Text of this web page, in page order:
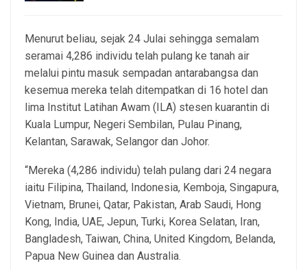
Menurut beliau, sejak 24 Julai sehingga semalam
seramai 4,286 individu telah pulang ke tanah air
melalui pintu masuk sempadan antarabangsa dan
kesemua mereka telah ditempatkan di 16 hotel dan
lima Institut Latihan Awam (ILA) stesen kuarantin di
Kuala Lumpur, Negeri Sembilan, Pulau Pinang,
Kelantan, Sarawak, Selangor dan Johor.
“Mereka (4,286 individu) telah pulang dari 24 negara
iaitu Filipina, Thailand, Indonesia, Kemboja, Singapura,
Vietnam, Brunei, Qatar, Pakistan, Arab Saudi, Hong
Kong, India, UAE, Jepun, Turki, Korea Selatan, Iran,
Bangladesh, Taiwan, China, United Kingdom, Belanda,
Papua New Guinea dan Australia.